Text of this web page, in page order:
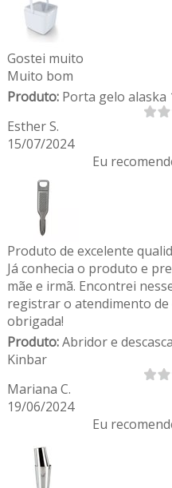
Gostei muito
Muito bom
Produto:Porta gelo alaska
Esther S.
15/07/2024
Eu
Produto de excelente
Já conhecia o produto e
mãe e irmã. Encontrei
registrar o atendimento de
obrigada!
Produto:Abridor e
Kinbar
Mariana C.
19/06/2024
Eu